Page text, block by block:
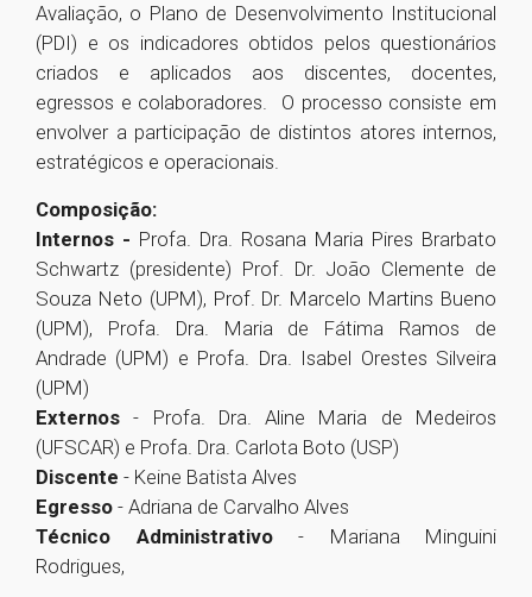
Avaliação, o Plano de Desenvolvimento Institucional
(PDI) e os indicadores obtidos pelos questionários
criados e aplicados aos discentes, docentes,
egressos e colaboradores. O processo consiste em
envolver a participação de distintos atores internos,
estratégicos e operacionais.
Composição:
Internos - Profa. Dra. Rosana Maria Pires Brarbato
Schwartz (presidente) Prof. Dr. João Clemente de
Souza Neto (UPM), Prof. Dr. Marcelo Martins Bueno
(UPM), Profa. Dra. Maria de Fátima Ramos de
Andrade (UPM) e Profa. Dra. Isabel Orestes Silveira
(UPM)
Externos - Profa. Dra. Aline Maria de Medeiros
(UFSCAR) e Profa. Dra. Carlota Boto (USP)
Discente - Keine Batista Alves
Egresso - Adriana de Carvalho Alves
Técnico Administrativo- Mariana Minguini
Rodrigues,